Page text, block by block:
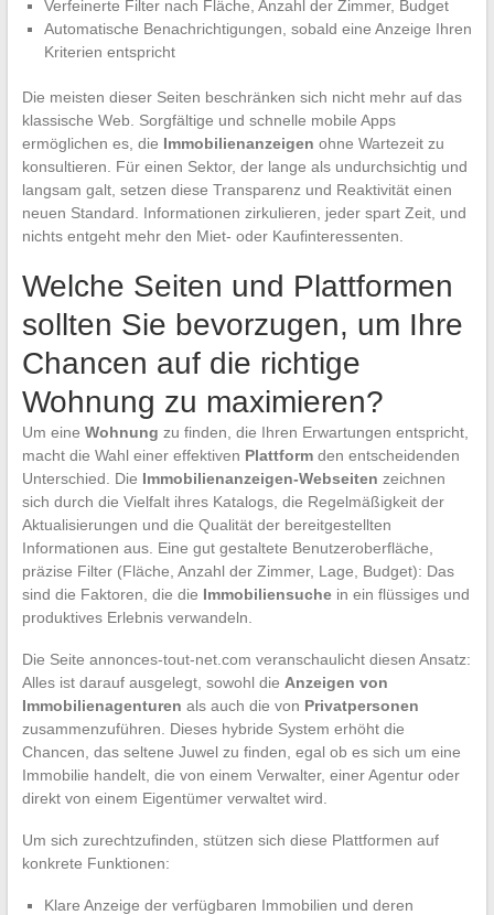
Verfeinerte Filter nach Fläche, Anzahl der Zimmer, Budget
Automatische Benachrichtigungen, sobald eine Anzeige Ihren
Kriterien entspricht
Die meisten dieser Seiten beschränken sich nicht mehr auf das
klassische Web. Sorgfältige und schnelle mobile Apps
ermöglichen es, die Immobilienanzeigen ohne Wartezeit zu
konsultieren. Für einen Sektor, der lange als undurchsichtig und
langsam galt, setzen diese Transparenz und Reaktivität einen
neuen Standard. Informationen zirkulieren, jeder spart Zeit, und
nichts entgeht mehr den Miet- oder Kaufinteressenten.
Welche Seiten und Plattformen
sollten Sie bevorzugen, um Ihre
Chancen auf die richtige
Wohnung zu maximieren?
Um eine Wohnung zu finden, die Ihren Erwartungen entspricht,
macht die Wahl einer effektiven Plattformden entscheidenden
Unterschied. Die Immobilienanzeigen-Webseiten zeichnen
sich durch die Vielfalt ihres Katalogs, die Regelmäßigkeit der
Aktualisierungen und die Qualität der bereitgestellten
Informationen aus. Eine gut gestaltete Benutzeroberfläche,
präzise Filter (Fläche, Anzahl der Zimmer, Lage, Budget): Das
sind die Faktoren, die die Immobiliensuchein ein flüssiges und
produktives Erlebnis verwandeln.
Die Seite annonces-tout-net.com veranschaulicht diesen Ansatz:
Alles ist darauf ausgelegt, sowohl die Anzeigen von
Immobilienagenturen als auch die von Privatpersonen
zusammenzuführen. Dieses hybride System erhöht die
Chancen, das seltene Juwel zu finden, egal ob es sich um eine
Immobilie handelt, die von einem Verwalter, einer Agentur oder
direkt von einem Eigentümer verwaltet wird.
Um sich zurechtzufinden, stützen sich diese Plattformen auf
konkrete Funktionen:
Klare Anzeige der verfügbaren Immobilien und deren